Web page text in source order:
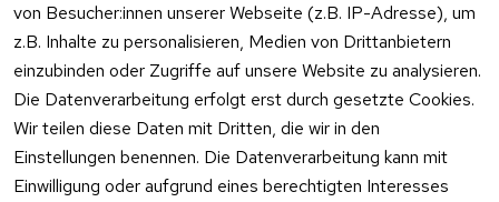
von Besucher:innen unserer Webseite (z.B. IP-Adresse), um
z.B. Inhalte zu personalisieren, Medien von Drittanbietern
einzubinden oder Zugriffe auf unsere Website zu analysieren.
Die Datenverarbeitung erfolgt erst durch gesetzte Cookies.
Wir teilen diese Daten mit Dritten, die wir in den
Einstellungen benennen. Die Datenverarbeitung kann mit
Einwilligung oder aufgrund eines berechtigten Interesses
Vertrag
widerrufen